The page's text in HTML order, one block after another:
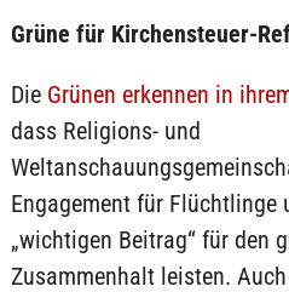
Grüne für Kirchensteuer-
Die Grünen erkennen in
dass Religions- und
Engagement für Flüchtlinge
„wichtigen Beitrag“ für den
Zusammenhalt leisten.